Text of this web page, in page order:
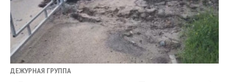
ДЕЖУРНАЯ ГРУППА